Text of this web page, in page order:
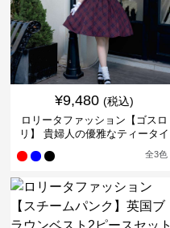
¥9,480 (税込)
ロリータファッション【ゴスロ
リ】 貴婦人の優雅なティータイ
全3色